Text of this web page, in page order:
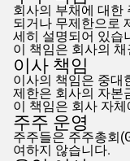
회사의 부채에 대한
되거나 무제한으로
세히 설명되어 있습
이 책임은 회사의
이사 책임
이사의 책임은 중대
제한은 회사의 자본
이 책임은 회사 자
주주 운영
주주들은 주주총회
여하지 않습니다.